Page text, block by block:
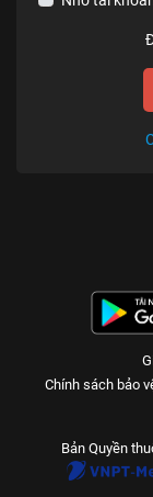
Chính sách bảo
Bản Quyền